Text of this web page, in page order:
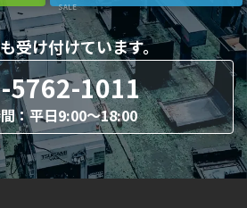
SALE
受け付けています。
5762-1011
：平日9:00〜18:00